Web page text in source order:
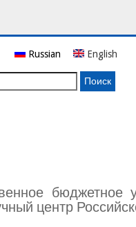
бюджетное
центр
Russian English